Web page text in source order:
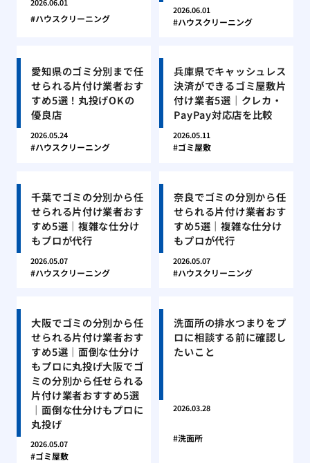
2026.06.01
ハウスクリーニング
2026.06.01
ハウスクリーニング
愛知県のゴミ分別まで任
せられる片付け業者おす
すめ5選！丸投げOKの
優良店
2026.05.24
ハウスクリーニング
兵庫県でキャッシュレス
決済ができるゴミ屋敷片
付け業者5選｜クレカ・
PayPay対応店を比較
2026.05.11
ゴミ屋敷
千葉でゴミの分別から任
せられる片付け業者おす
すめ5選｜複雑な仕分け
もプロが代行
2026.05.07
ハウスクリーニング
奈良でゴミの分別から任
せられる片付け業者おす
すめ5選｜複雑な仕分け
もプロが代行
2026.05.07
ハウスクリーニング
大阪でゴミの分別から任
せられる片付け業者おす
すめ5選｜面倒な仕分け
もプロに丸投げ大阪でゴ
ミの分別から任せられる
片付け業者おすすめ5選
｜面倒な仕分けもプロに
丸投げ
2026.05.07
ゴミ屋敷
洗面所の排水つまりをプ
ロに相談する前に確認し
たいこと
2026.03.28
洗面所